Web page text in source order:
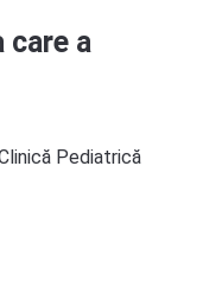
care a
Pediatrică